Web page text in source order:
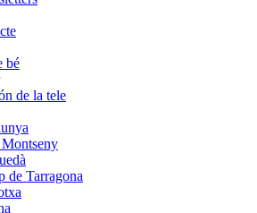
bé
de la tele
de Tarragona